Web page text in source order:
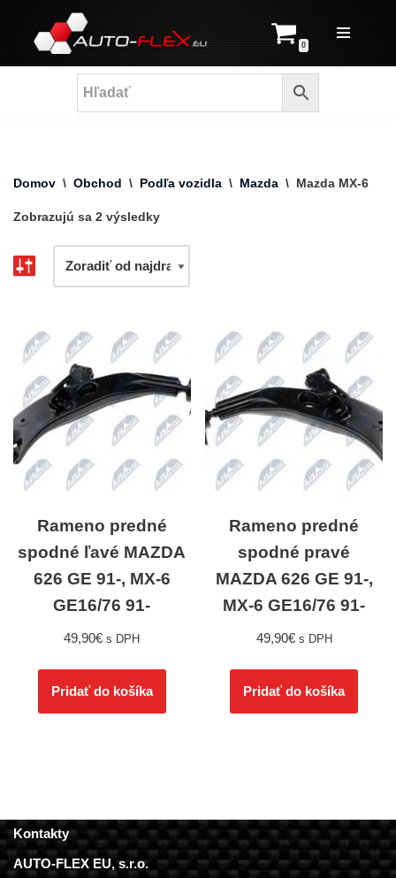
Prejsť
na
0
Domov \ Obchod \ Podľa vozidla \ Mazda \ Mazda MX-6
Zobrazujú sa 2 výsledky
Rameno predné
spodné ľavé MAZDA
626 GE 91-, MX-6
GE16/76 91-
49,90€ s DPH
Pridať do košíka
Rameno predné
spodné pravé
MAZDA 626 GE 91-,
MX-6 GE16/76 91-
49,90€ s DPH
Pridať do košíka
Kontakty
AUTO-FLEX EU, s.r.o.